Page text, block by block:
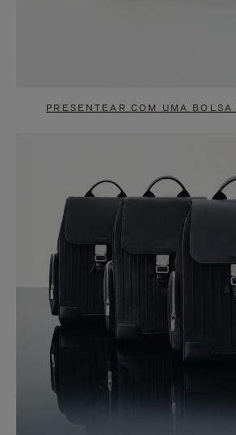
PRESENTEAR COM UMA BOLSA